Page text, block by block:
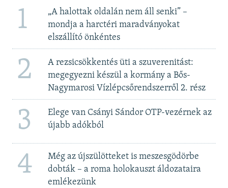
1
„A halottak oldalán nem áll senki” –
mondja a harctéri maradványokat
elszállító önkéntes
2
A rezsicsökkentés üti a szuverenitást:
megegyezni készül a kormány a Bős-
Nagymarosi Vízlépcsőrendszerről 2. rész
3
Elege van Csányi Sándor OTP-vezérnek az
újabb adókból
4
Még az újszülötteket is meszesgödörbe
dobták – a roma holokauszt áldozataira
emlékezünk